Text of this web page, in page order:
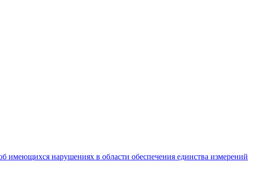
нарушениях в области обеспечения единства измерений